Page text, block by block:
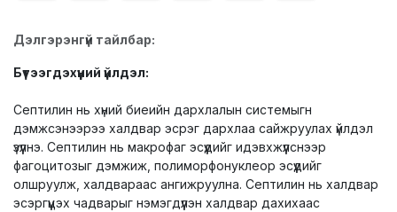
Дэлгэрэнгүй тайлбар:
Бүтээгдэхүүний үйлдэл:
Септилин нь хүний биеийн дархлалын системыгн
дэмжсэнээрээ халдвар эсрэг дархлаа сайжруулах үйлдэл
үзүүлнэ. Септилин нь макрофаг эсүүдийг идэвхжүүлснээр
фагоцитозыг дэмжиж, полиморфонуклеор эсүүдийг
олшруулж, халдвараас ангижруулна. Септилин нь халдвар
эсэргүүцэх чадварыг нэмэгдүүлэн халдвар дахихаас